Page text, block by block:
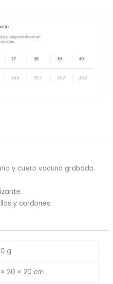
y cuero vacuno grabado.
y cordones.
g
20 × 20 cm